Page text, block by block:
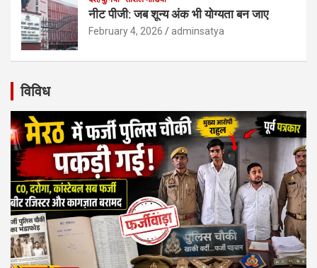
नीट पीजी: जब शून्य अंक भी योग्यता बन जाए
February 4, 2026 adminsatya
विविध